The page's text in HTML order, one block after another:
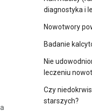
diagnostyka i
Nowotwory
Badanie
Nie
leczeniu
Czy
starszych?